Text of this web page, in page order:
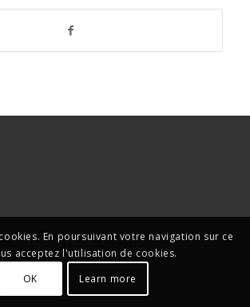
En poursuivant votre navigation sur ce
acceptez l'utilisation de cookies.
OK
Learn more